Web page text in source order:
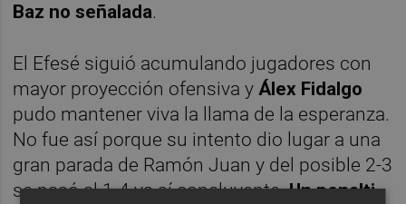
Baz no señalada.
El Efesé siguió acumulando jugadores con
mayor proyección ofensiva yÁlex Fidalgo
pudo mantener viva la llama de la esperanza.
No fue así porque su intento dio lugar a una
gran parada de Ramón Juan y del posible 2-3
se pasó al 1-4 ya sí concluyente.Un penalti